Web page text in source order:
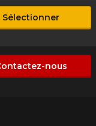
Sélectionner
nous